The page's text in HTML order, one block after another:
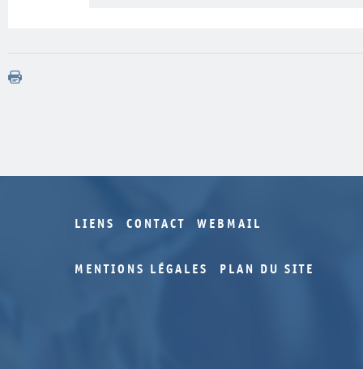
LIENS CONTACT WEBMAIL
MENTIONS LÉGALES PLAN DU SITE